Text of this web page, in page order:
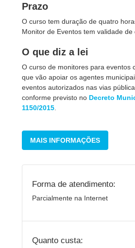
Prazo
O curso tem duração de quatro
Monitor de Eventos tem validade de
O que diz a lei
O curso de monitores para eventos
que vão apoiar os agentes
eventos autorizados nas vias
conforme previsto no Decreto
1150/2015
MAIS INFORMAÇÕES
Forma de atendimento:
Parcialmente na Internet
Quanto custa: